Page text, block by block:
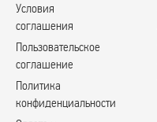
Условия
соглашения
Пользовательское
соглашение
Политика
конфиденциальности